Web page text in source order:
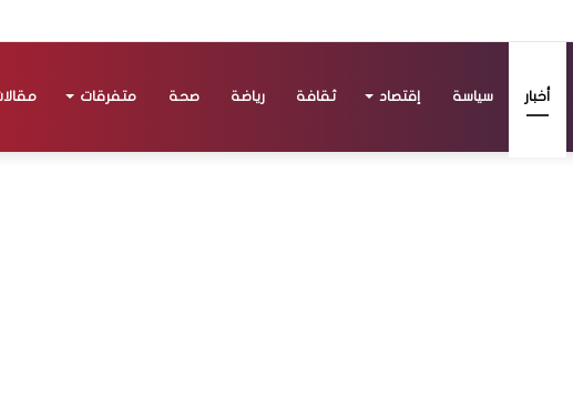
أخبار سياسة إقتصاد ثقافة رياضة صحة متفرقات